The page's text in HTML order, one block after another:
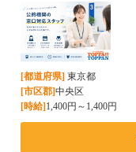
[都道府県] 東京都
[市区郡]中央区
[時給]1,400円～1,400円